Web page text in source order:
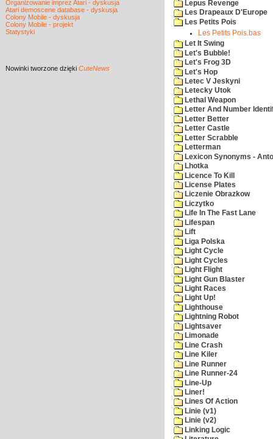
Organizowanie imprez Atari - dyskusja
Atari demoscene database - dyskusja
Colony Mobile - dyskusja
Colony Mobile - projekt
Statystyki
Nowinki tworzone dzięki CuteNews
Lepus Revenge
Les Drapeaux D'Europe
Les Petits Pois
Les Petits Pois.bas
Let It Swing
Let's Bubble!
Let's Frog 3D
Let's Hop
Letec V Jeskyni
Letecky Utok
Lethal Weapon
Letter And Number
Letter Better
Letter Castle
Letter Scrabble
Letterman
Lexicon Synonyms -
Lhotka
Licence To Kill
License Plates
Liczenie Obrazkow
Liczytko
Life In The Fast Lane
Lifespan
Lift
Liga Polska
Light Cycle
Light Cycles
Light Flight
Light Gun Blaster
Light Races
Light Up!
Lighthouse
Lightning Robot
Lightsaver
Limonade
Line Crash
Line Kiler
Line Runner
Line Runner-24
Line-Up
Liner!
Lines Of Action
Linie (v1)
Linie (v2)
Linking Logic